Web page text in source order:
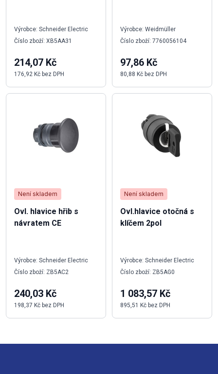
Výrobce: Schneider Electric
Číslo zboží: XB5AA31
214,07 Kč
176,92 Kč bez DPH
Není skladem
Ovl. hlavice hřib s
návratem CE
Výrobce: Schneider Electric
Číslo zboží: ZB5AC2
240,03 Kč
198,37 Kč bez DPH
Výrobce: Weidmüller
Číslo zboží: 7760056104
97,86 Kč
80,88 Kč bez DPH
Není skladem
Ovl.hlavice otočná s
klíčem 2pol
Výrobce: Schneider Electric
Číslo zboží: ZB5AG0
1 083,57 Kč
895,51 Kč bez DPH